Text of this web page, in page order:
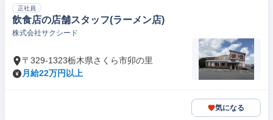
正社員
飲食店の店舗スタッフ(ラーメン店)
株式会社サクシード
〒329-1323栃木県さくら市卯の里
月給22万円以上
気になる